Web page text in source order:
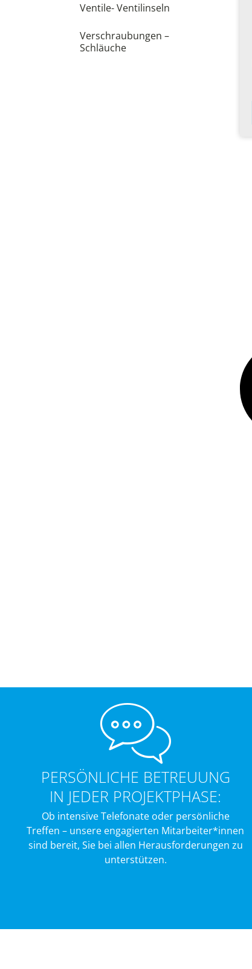
Ventile- Ventilinseln
Verschraubungen –
Schläuche
PERSÖNLICHE BETREUUNG
IN JEDER PROJEKTPHASE:
Ob intensive Telefonate oder persönliche
Treffen – unsere engagierten Mitarbeiter*innen
sind bereit, Sie bei allen Herausforderungen zu
unterstützen.